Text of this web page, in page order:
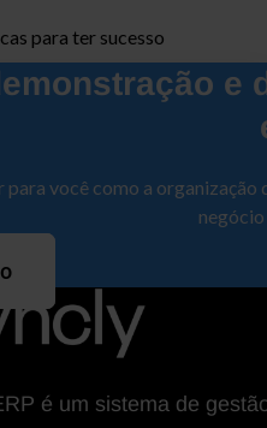
para ter sucesso
e
você como a
é um sistema de